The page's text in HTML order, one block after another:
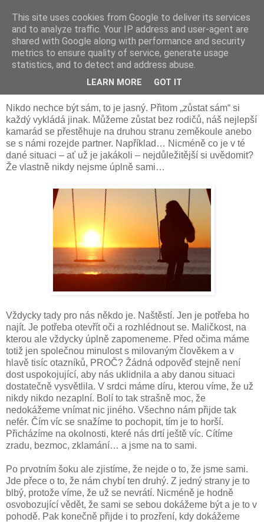
Something Sometimes
pátek 9. června 2017
Když člověk „zůstane sám“
Nikdo nechce být sám, to je jasný. Přitom „zůstat sám“ si
každý vykládá jinak. Můžeme zůstat bez rodičů, náš nejlepší
kamarád se přestěhuje na druhou stranu zeměkoule anebo
se s námi rozejde partner. Například… Nicméně co je v té
dané situaci – ať už je jakákoli – nejdůležitější si uvědomit?
Že vlastně nikdy nejsme úplně sami…
Vždycky tady pro nás někdo je. Naštěstí. Jen je potřeba ho
najít. Je potřeba otevřít oči a rozhlédnout se. Maličkost, na
kterou ale vždycky úplně zapomeneme. Před očima máme
totiž jen společnou minulost s milovaným člověkem a v
hlavě tisíc otazníků, PROČ? Žádná odpověď stejně není
dost uspokojující, aby nás uklidnila a aby danou situaci
dostatečně vysvětlila. V srdci máme díru, kterou víme, že už
nikdy nikdo nezaplní. Bolí to tak strašně moc, že
nedokážeme vnímat nic jiného. Všechno nám přijde tak
nefér. Čím víc se snažíme to pochopit, tím je to horší.
Přicházíme na okolnosti, které nás drtí ještě víc. Cítíme
zradu, bezmoc, zklamání… a jsme na to sami.
Po prvotním šoku ale zjistíme, že nejde o to, že jsme sami.
Jde přece o to, že nám chybí ten druhý. Z jedný strany je to
blbý, protože víme, že už se nevrátí. Nicméně je hodně
osvobozující vědět, že sami se sebou dokážeme být a je to v
pohodě. Pak konečně přijde i to prozření, kdy dokážeme
This site uses cookies from Google to deliver its services
and to analyze traffic. Your IP address and user-agent are
shared with Google along with performance and security
metrics to ensure quality of service, generate usage
statistics, and to detect and address abuse.
LEARN MORE GOT IT